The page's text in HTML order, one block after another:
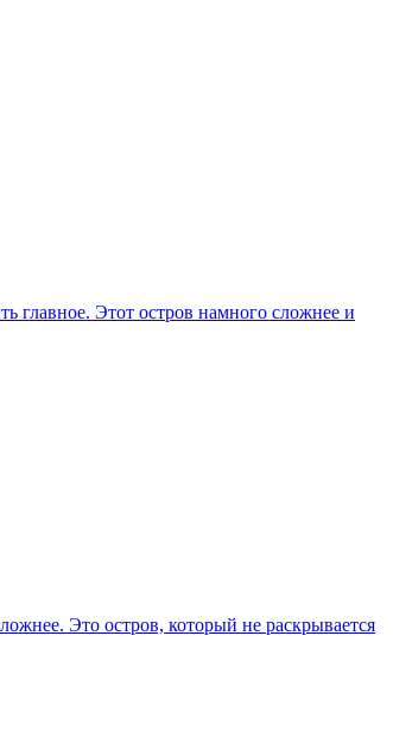
главное. Этот остров намного сложнее и
Это остров, который не раскрывается